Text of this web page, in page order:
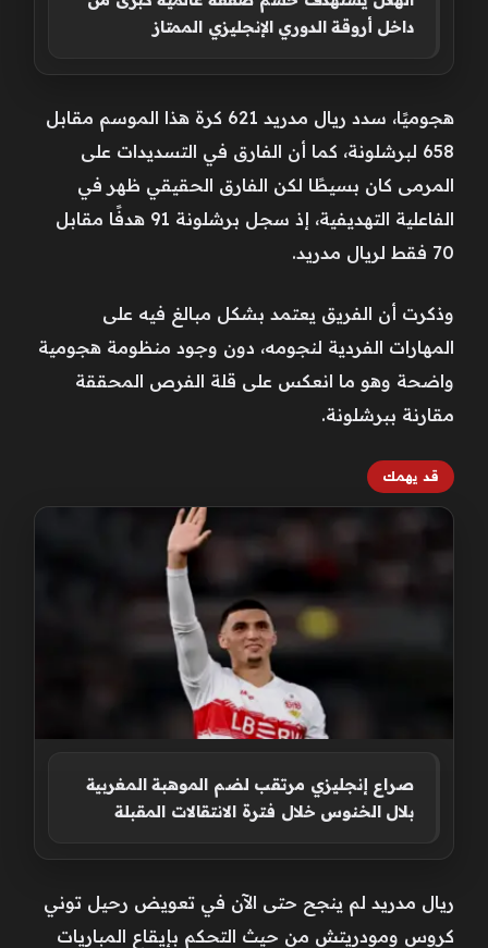
داخل أروقة الدوري الإنجليزي الممتاز
هجوميًا، سدد ريال مدريد 621 كرة هذا الموسم مقابل
658 لبرشلونة، كما أن الفارق في التسديدات على
المرمى كان بسيطًا لكن الفارق الحقيقي ظهر في
الفاعلية التهديفية، إذ سجل برشلونة 91 هدفًا مقابل
70 فقط لريال مدريد.
وذكرت أن الفريق يعتمد بشكل مبالغ فيه على
المهارات الفردية لنجومه، دون وجود منظومة هجومية
واضحة وهو ما انعكس على قلة الفرص المحققة
مقارنة ببرشلونة.
قد يهمك
صراع إنجليزي مرتقب لضم الموهبة المغربية
بلال الخنوس خلال فترة الانتقالات المقبلة
ريال مدريد لم ينجح حتى الآن في تعويض رحيل توني
كروس ومودريتش من حيث التحكم بإيقاع المباريات